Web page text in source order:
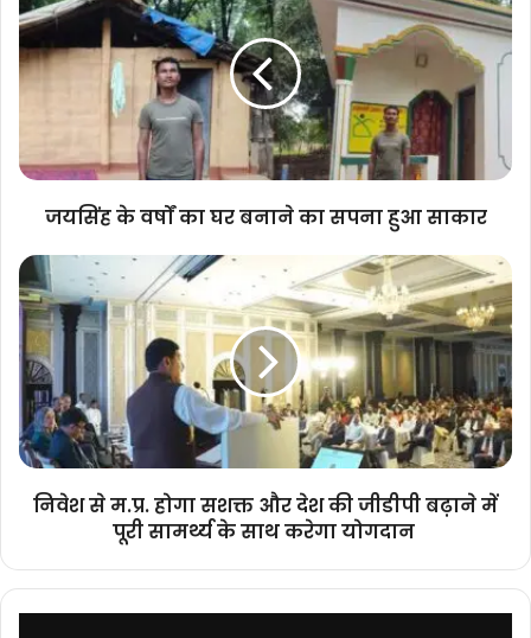
वर्षों
का
घर
हुआ
जयसिंह के वर्षों का घर बनाने का सपना हुआ साकार
निवेश
से
म.प्र.
होगा
सशक्त
और
देश
की
जीडीपी
बढ़ाने
के
साथ
निवेश से म.प्र. होगा सशक्त और देश की जीडीपी बढ़ाने में
पूरी सामर्थ्य के साथ करेगा योगदान